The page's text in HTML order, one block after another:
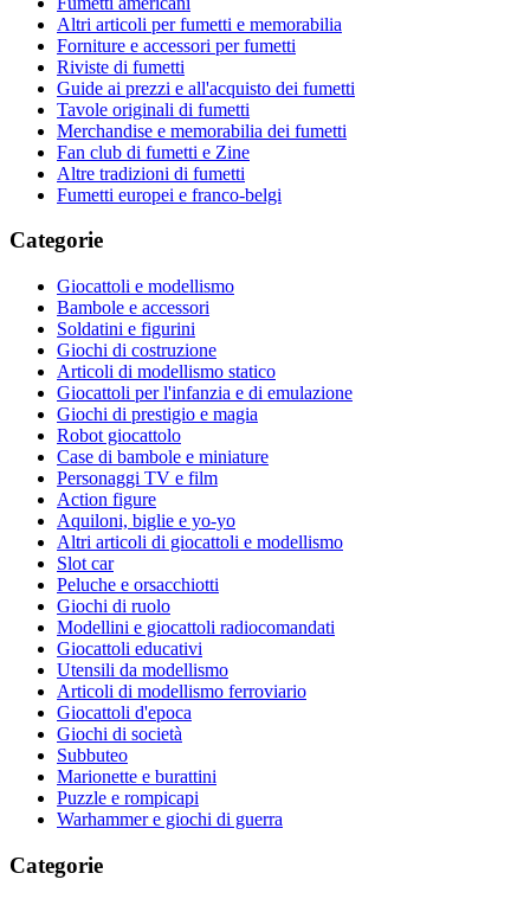
Altri articoli per fumetti e memorabilia
Forniture e accessori per fumetti
Riviste di fumetti
Guide ai prezzi e all'acquisto dei fumetti
Tavole originali di fumetti
Merchandise e memorabilia dei fumetti
Fan club di fumetti e Zine
Altre tradizioni di fumetti
Fumetti europei e franco-belgi
Categorie
Giocattoli e modellismo
Bambole e accessori
Soldatini e figurini
Giochi di costruzione
Articoli di modellismo statico
Giocattoli per l'infanzia e di emulazione
Giochi di prestigio e magia
Robot giocattolo
Case di bambole e miniature
Personaggi TV e film
Action figure
Aquiloni, biglie e yo-yo
Altri articoli di giocattoli e modellismo
Slot car
Peluche e orsacchiotti
Giochi di ruolo
Modellini e giocattoli radiocomandati
Giocattoli educativi
Utensili da modellismo
Articoli di modellismo ferroviario
Giocattoli d'epoca
Giochi di società
Subbuteo
Marionette e burattini
Puzzle e rompicapi
Warhammer e giochi di guerra
Categorie